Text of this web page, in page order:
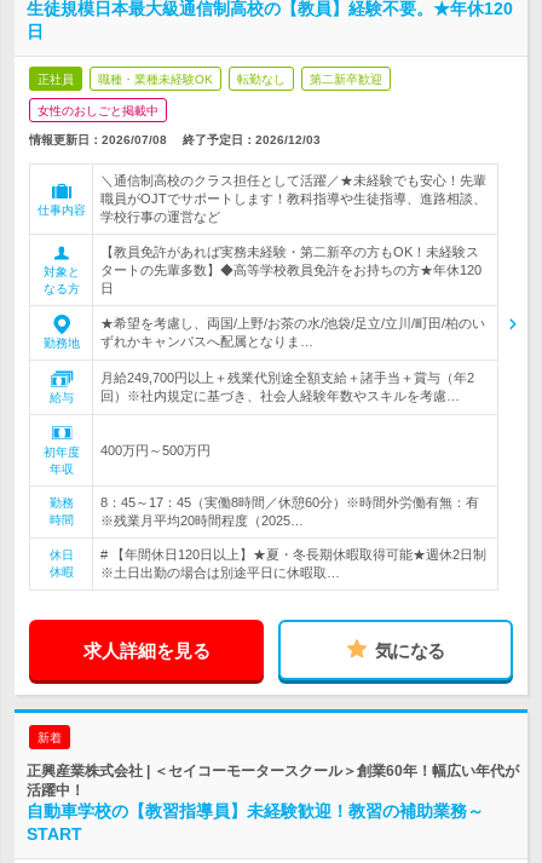
生徒規模日本最大級通信制高校の【教員】経験不要。★年休120
日
正社員 職種・業種未経験OK 転勤なし 第二新卒歓迎
女性のおしごと掲載中
情報更新日：2026/07/08 終了予定日： 2026/12/03
仕事内容
＼通信制高校のクラス担任として活躍／★未経験でも安心！先輩
職員がOJTでサポートします！教科指導や生徒指導、進路相談、
学校行事の運営など
対象と
なる方
【教員免許があれば実務未経験・第二新卒の方もOK！未経験ス
タートの先輩多数】◆高等学校教員免許をお持ちの方★年休120
日
勤務地
★希望を考慮し、両国/上野/お茶の水/池袋/足立/立川/町田/柏のい
ずれかキャンパスへ配属となりま…
給与
月給249,700円以上＋残業代別途全額支給＋諸手当＋賞与（年2
回）※社内規定に基づき、社会人経験年数やスキルを考慮…
初年度
年収
400万円～500万円
勤務
時間
8：45～17：45（実働8時間／休憩60分）※時間外労働有無：有
※残業月平均20時間程度（2025…
休日
休暇
# 【年間休日120日以上】★夏・冬長期休暇取得可能★週休2日制
※土日出勤の場合は別途平日に休暇取…
求人詳細を見る 気になる
新着
正興産業株式会社 | ＜セイコーモータースクール＞創業60年！幅広い年代が
活躍中！
自動車学校の【教習指導員】未経験歓迎！教習の補助業務～
START